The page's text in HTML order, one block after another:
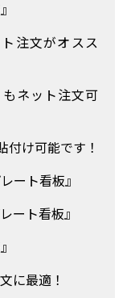
注文がオスス
ネット注文可
付け可能です！
ート看板』
ート看板』
に最適！